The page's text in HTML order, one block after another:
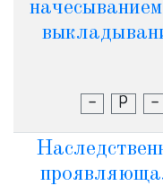
- Р -